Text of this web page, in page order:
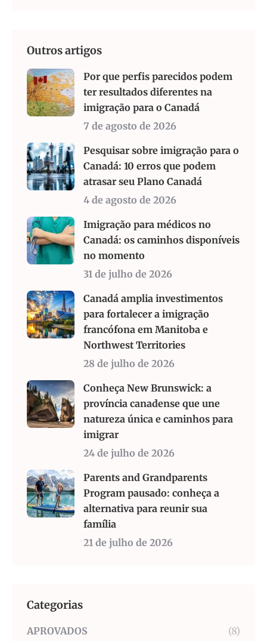
Outros artigos
Por que perfis parecidos podem
ter resultados diferentes na
imigração para o Canadá
7 de agosto de 2026
Pesquisar sobre imigração para o
Canadá: 10 erros que podem
atrasar seu Plano Canadá
4 de agosto de 2026
Imigração para médicos no
Canadá: os caminhos disponíveis
no momento
31 de julho de 2026
Canadá amplia investimentos
para fortalecer a imigração
francófona em Manitoba e
Northwest Territories
28 de julho de 2026
Conheça New Brunswick: a
província canadense que une
natureza única e caminhos para
imigrar
24 de julho de 2026
Parents and Grandparents
Program pausado: conheça a
alternativa para reunir sua
família
21 de julho de 2026
Categorias
APROVADOS (8)